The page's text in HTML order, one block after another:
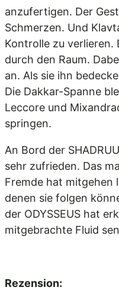
anzufertigen. Der
Schmerzen. Und
Kontrolle zu
durch den Raum.
an. Als sie ihn
Die Dakkar-Spanne
Leccore und
springen.
An Bord der
sehr zufrieden. Das
Fremde hat mitgehen
denen sie folgen
der ODYSSEUS hat
mitgebrachte Fluid
Rezension: